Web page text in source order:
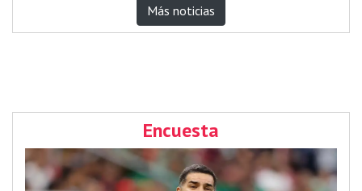
Más noticias
Encuesta